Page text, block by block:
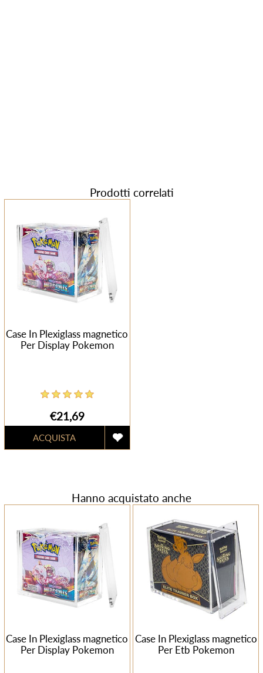
Prodotti correlati
Case In Plexiglass magnetico
Per Display Pokemon
€21,69
Hanno acquistato anche
Case In Plexiglass magnetico
Per Display Pokemon
Case In Plexiglass magnetico
Per Etb Pokemon